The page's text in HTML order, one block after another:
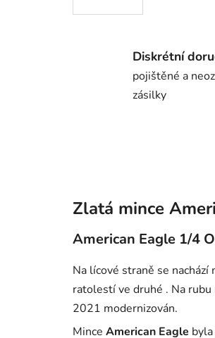
Diskrétní
pojištěné a
zásilky
Zlatá mince
American Eagle 1/4
Na lícové straně se
ratolestí ve druhé . Na
2021 modernizován.
Mince American Eagle